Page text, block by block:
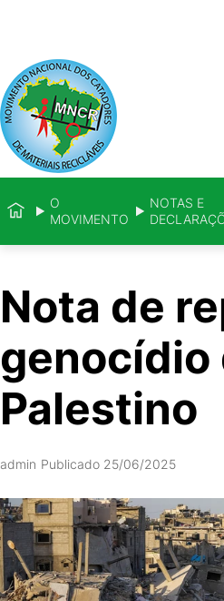
O
MOVIMENTO
NOTAS E
Nota de
genocídio
Palestino
admin Publicado 25/06/2025